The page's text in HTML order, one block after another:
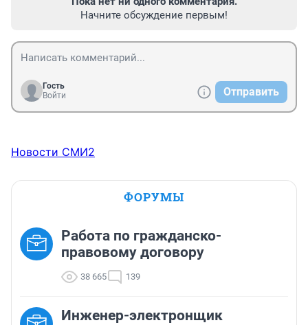
Начните обсуждение первым!
Гость
Войти
Отправить
Новости СМИ2
ФОРУМЫ
Работа по гражданско-
правовому договору
38 665 139
Инженер-электронщик